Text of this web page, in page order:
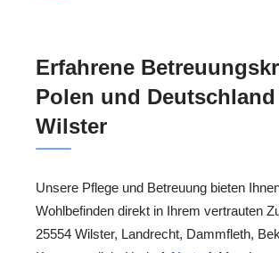
Erfahrene
Polen und
Wilster
Unsere Pflege und Betreuung bieten
Wohlbefinden direkt in Ihrem vertrauten
25554 Wilster, Landrecht, Dammfleth,